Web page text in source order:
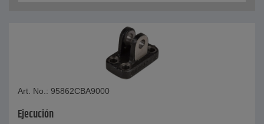
Art. No.: 95862CBA9000
Ejecución